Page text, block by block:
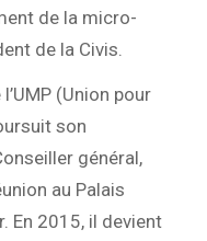
de la micro-
de la Civis.
(Union pour
son
général,
au Palais
En 2015, il devient